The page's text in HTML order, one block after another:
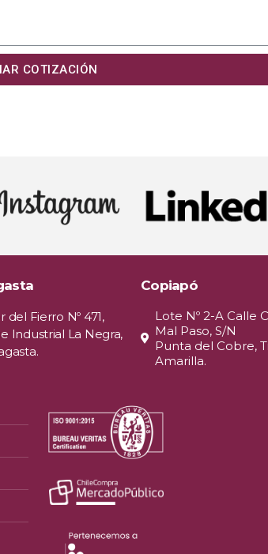
COTIZACIÓN
del Fierro Nº 471,
Industrial La Negra,
Copiapó
Lote Nº 2-A Calle
Mal Paso, S/N
Punta del Cobre,
Amarilla.